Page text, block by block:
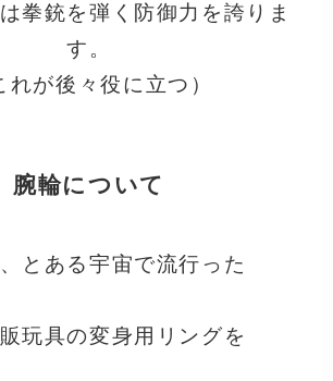
拳銃を弾く防御力を誇りま
す。
れが後々役に立つ）
腕輪について
とある宇宙で流行った
玩具の変身用リングを